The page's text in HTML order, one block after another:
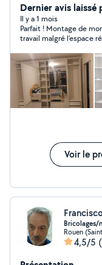
plomberie,
au déménagement.
haies. Veuillez me
Dernier avis laissé
Il y a 1 mois
Parfait ! Montage de
travail malgré l’espace
Voir le
Bricolages/
Rouen
4,5/5